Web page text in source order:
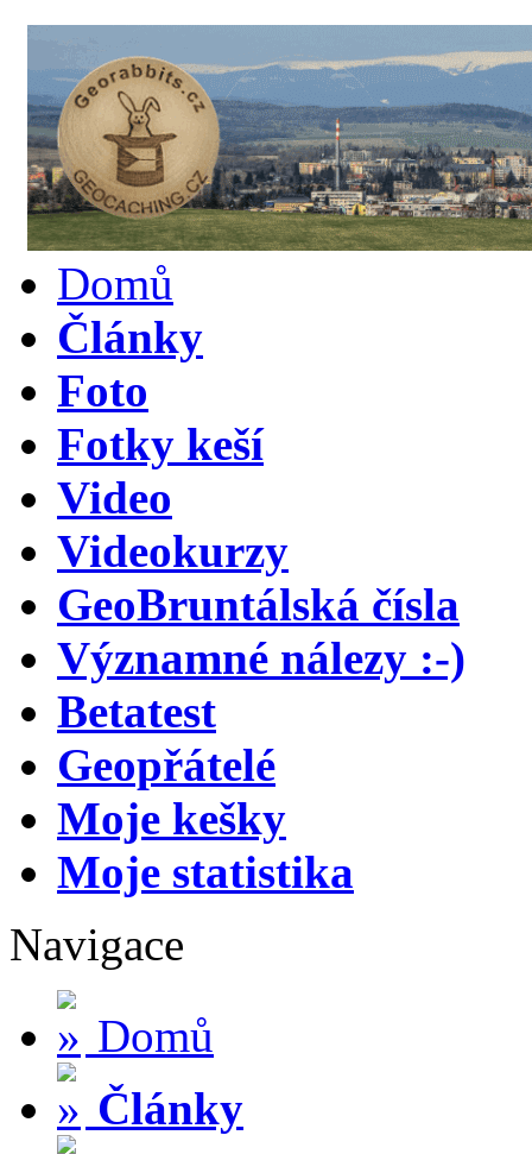
Domů
Články
Foto
Fotky keší
Video
Videokurzy
GeoBruntálská čísla
Významné nálezy :-)
Betatest
Geopřátelé
Moje kešky
Moje statistika
Navigace
Domů
Články